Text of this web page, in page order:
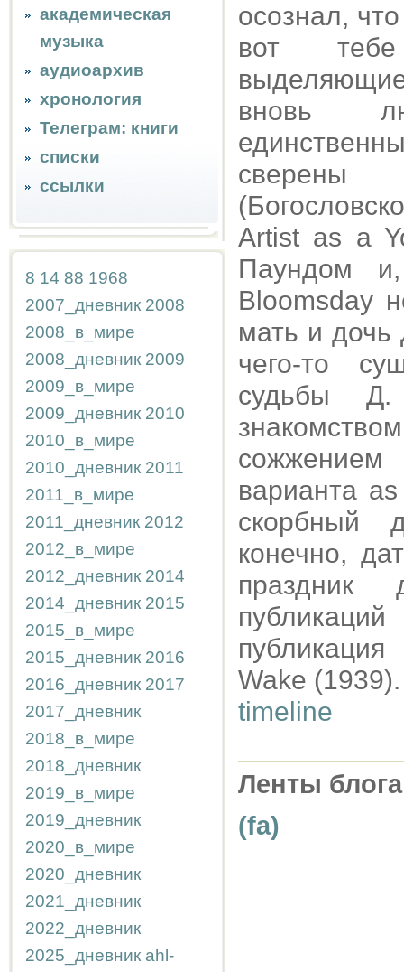
академическая
музыка
аудиоархив
хронология
Телеграм: книги
списки
ссылки
8 14 88 1968
2007_дневник 2008
2008_в_мире
2008_дневник 2009
2009_в_мире
2009_дневник 2010
2010_в_мире
2010_дневник 2011
2011_в_мире
2011_дневник 2012
2012_в_мире
2012_дневник 2014
2014_дневник 2015
2015_в_мире
2015_дневник 2016
2016_дневник 2017
2017_дневник
2018_в_мире
2018_дневник
2019_в_мире
2019_дневник
2020_в_мире
2020_дневник
2021_дневник
2022_дневник
2025_дневник ahl-
осознал,
вот
вновь
сверены
Artist as a
Паундом
Bloomsday
мать и
чего-то
судьбы Д.
варианта
скорбный
конечно,
праздник
Wake (1939).
timeline
Ленты
(fa)